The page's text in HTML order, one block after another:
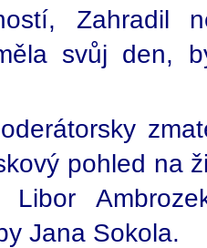
Zahradil
svůj den,
pohled na
Libor
Jana Sokola.